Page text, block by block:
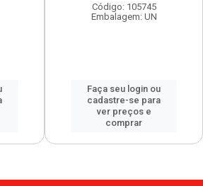
Código: 105745
Embalagem: UN
Faça seu login ou
cadastre-se para
ver preços e
comprar